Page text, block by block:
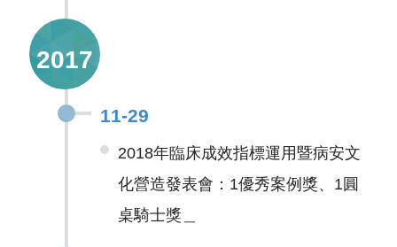
2017
11-29
2018年臨床成效指標運用暨病安文
化營造發表會：1優秀案例獎、1圓
桌騎士獎＿